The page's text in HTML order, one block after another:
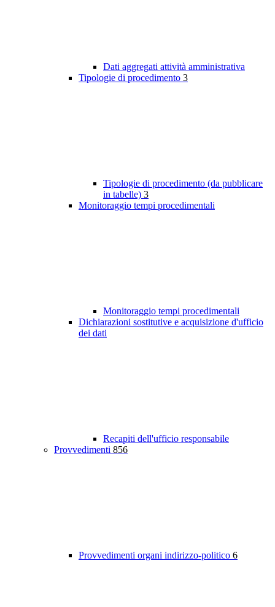
Dati aggregati attività amministrativa
Tipologie di procedimento 3
Tipologie di procedimento (da pubblicare
in tabelle) 3
Monitoraggio tempi procedimentali
Monitoraggio tempi procedimentali
Dichiarazioni sostitutive e acquisizione d'ufficio
dei dati
Recapiti dell'ufficio responsabile
Provvedimenti 856
Provvedimenti organi indirizzo-politico 6